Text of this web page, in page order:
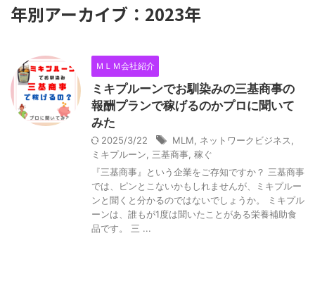
年別アーカイブ：2023年
ＭＬＭ会社紹介
ミキプルーンでお馴染みの三基商事の
報酬プランで稼げるのかプロに聞いて
みた
2025/3/22 MLM ネットワークビジネス
ミキプルーン
三基商事 稼ぐ
『三基商事』という企業をご存知ですか？ 三基商事
では、ピンとこないかもしれませんが、ミキプルー
ンと聞くと分かるのではないでしょうか。 ミキプル
ーンは、誰もが1度は聞いたことがある栄養補助食
品です。 三 ...